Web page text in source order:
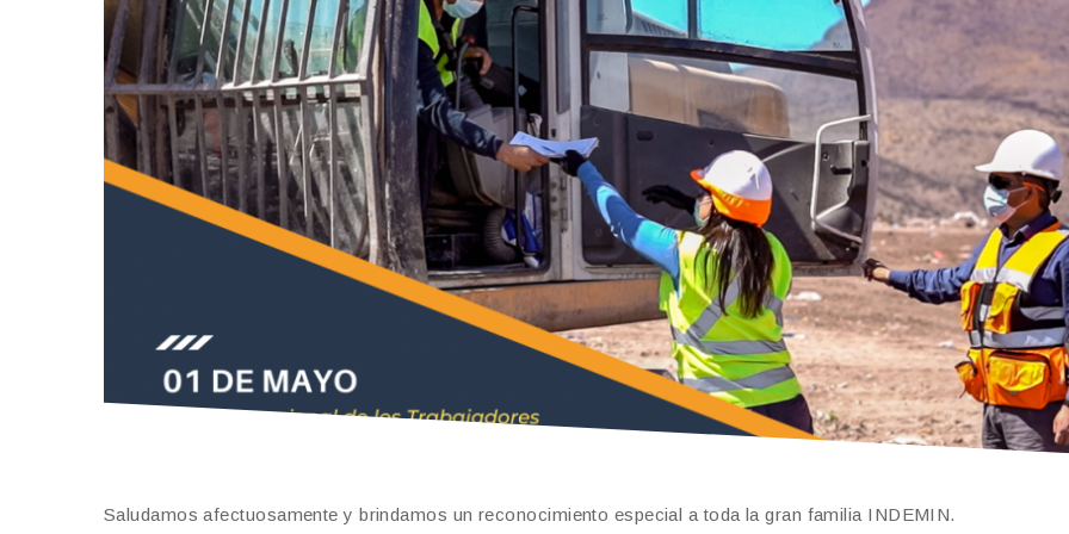
Saludamos afectuosamente y brindamos un reconocimiento especial a toda la gran familia INDEMIN.